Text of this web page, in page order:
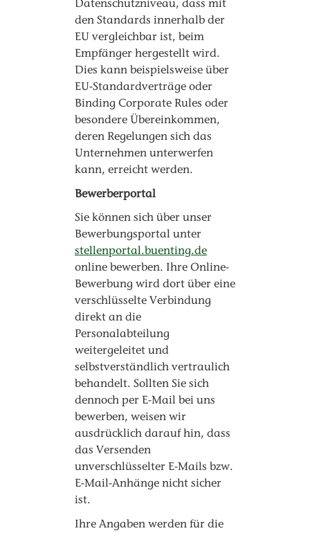
Datenschutzniveau, dass mit
den Standards innerhalb der
EU vergleichbar ist, beim
Empfänger hergestellt wird.
Dies kann beispielsweise über
EU-Standardverträge oder
Binding Corporate Rules oder
besondere Übereinkommen,
deren Regelungen sich das
Unternehmen unterwerfen
kann, erreicht werden.
Bewerberportal
Sie können sich über unser
Bewerbungsportal unter
stellenportal.buenting.de
online bewerben. Ihre Online-
Bewerbung wird dort über eine
verschlüsselte Verbindung
direkt an die
Personalabteilung
weitergeleitet und
selbstverständlich vertraulich
behandelt. Sollten Sie sich
dennoch per E-Mail bei uns
bewerben, weisen wir
ausdrücklich darauf hin, dass
das Versenden
unverschlüsselter E-Mails bzw.
E-Mail-Anhänge nicht sicher
ist.
Ihre Angaben werden für die